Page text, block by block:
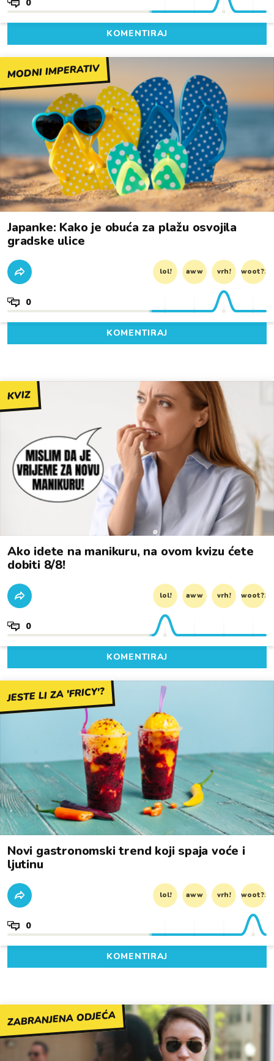
0
KOMENTIRAJ
MODNI IMPERATIV
Japanke: Kako je obuća za plažu osvojila
gradske ulice
lol! aww vrh! woot?!
0
KOMENTIRAJ
KVIZ
Ako idete na manikuru, na ovom kvizu ćete
dobiti 8/8!
lol! aww vrh! woot?!
0
KOMENTIRAJ
JESTE LI ZA 'FRICY'?
Novi gastronomski trend koji spaja voće i
ljutinu
lol! aww vrh! woot?!
0
KOMENTIRAJ
ZABRANJENA ODJEĆA